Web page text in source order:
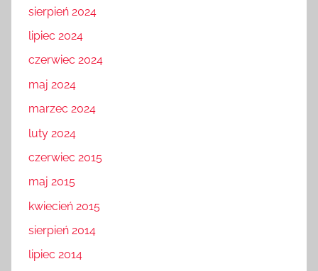
sierpień 2024
lipiec 2024
czerwiec 2024
maj 2024
marzec 2024
luty 2024
czerwiec 2015
maj 2015
kwiecień 2015
sierpień 2014
lipiec 2014